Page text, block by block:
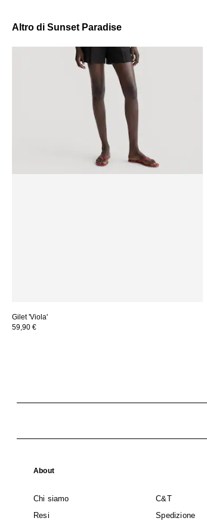
Altro di Sunset Paradise
Gilet 'Viola'
59,90 €
About
Chi siamo
C&T
Resi
Spedizione